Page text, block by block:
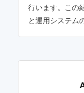
行います。この
と運用システム